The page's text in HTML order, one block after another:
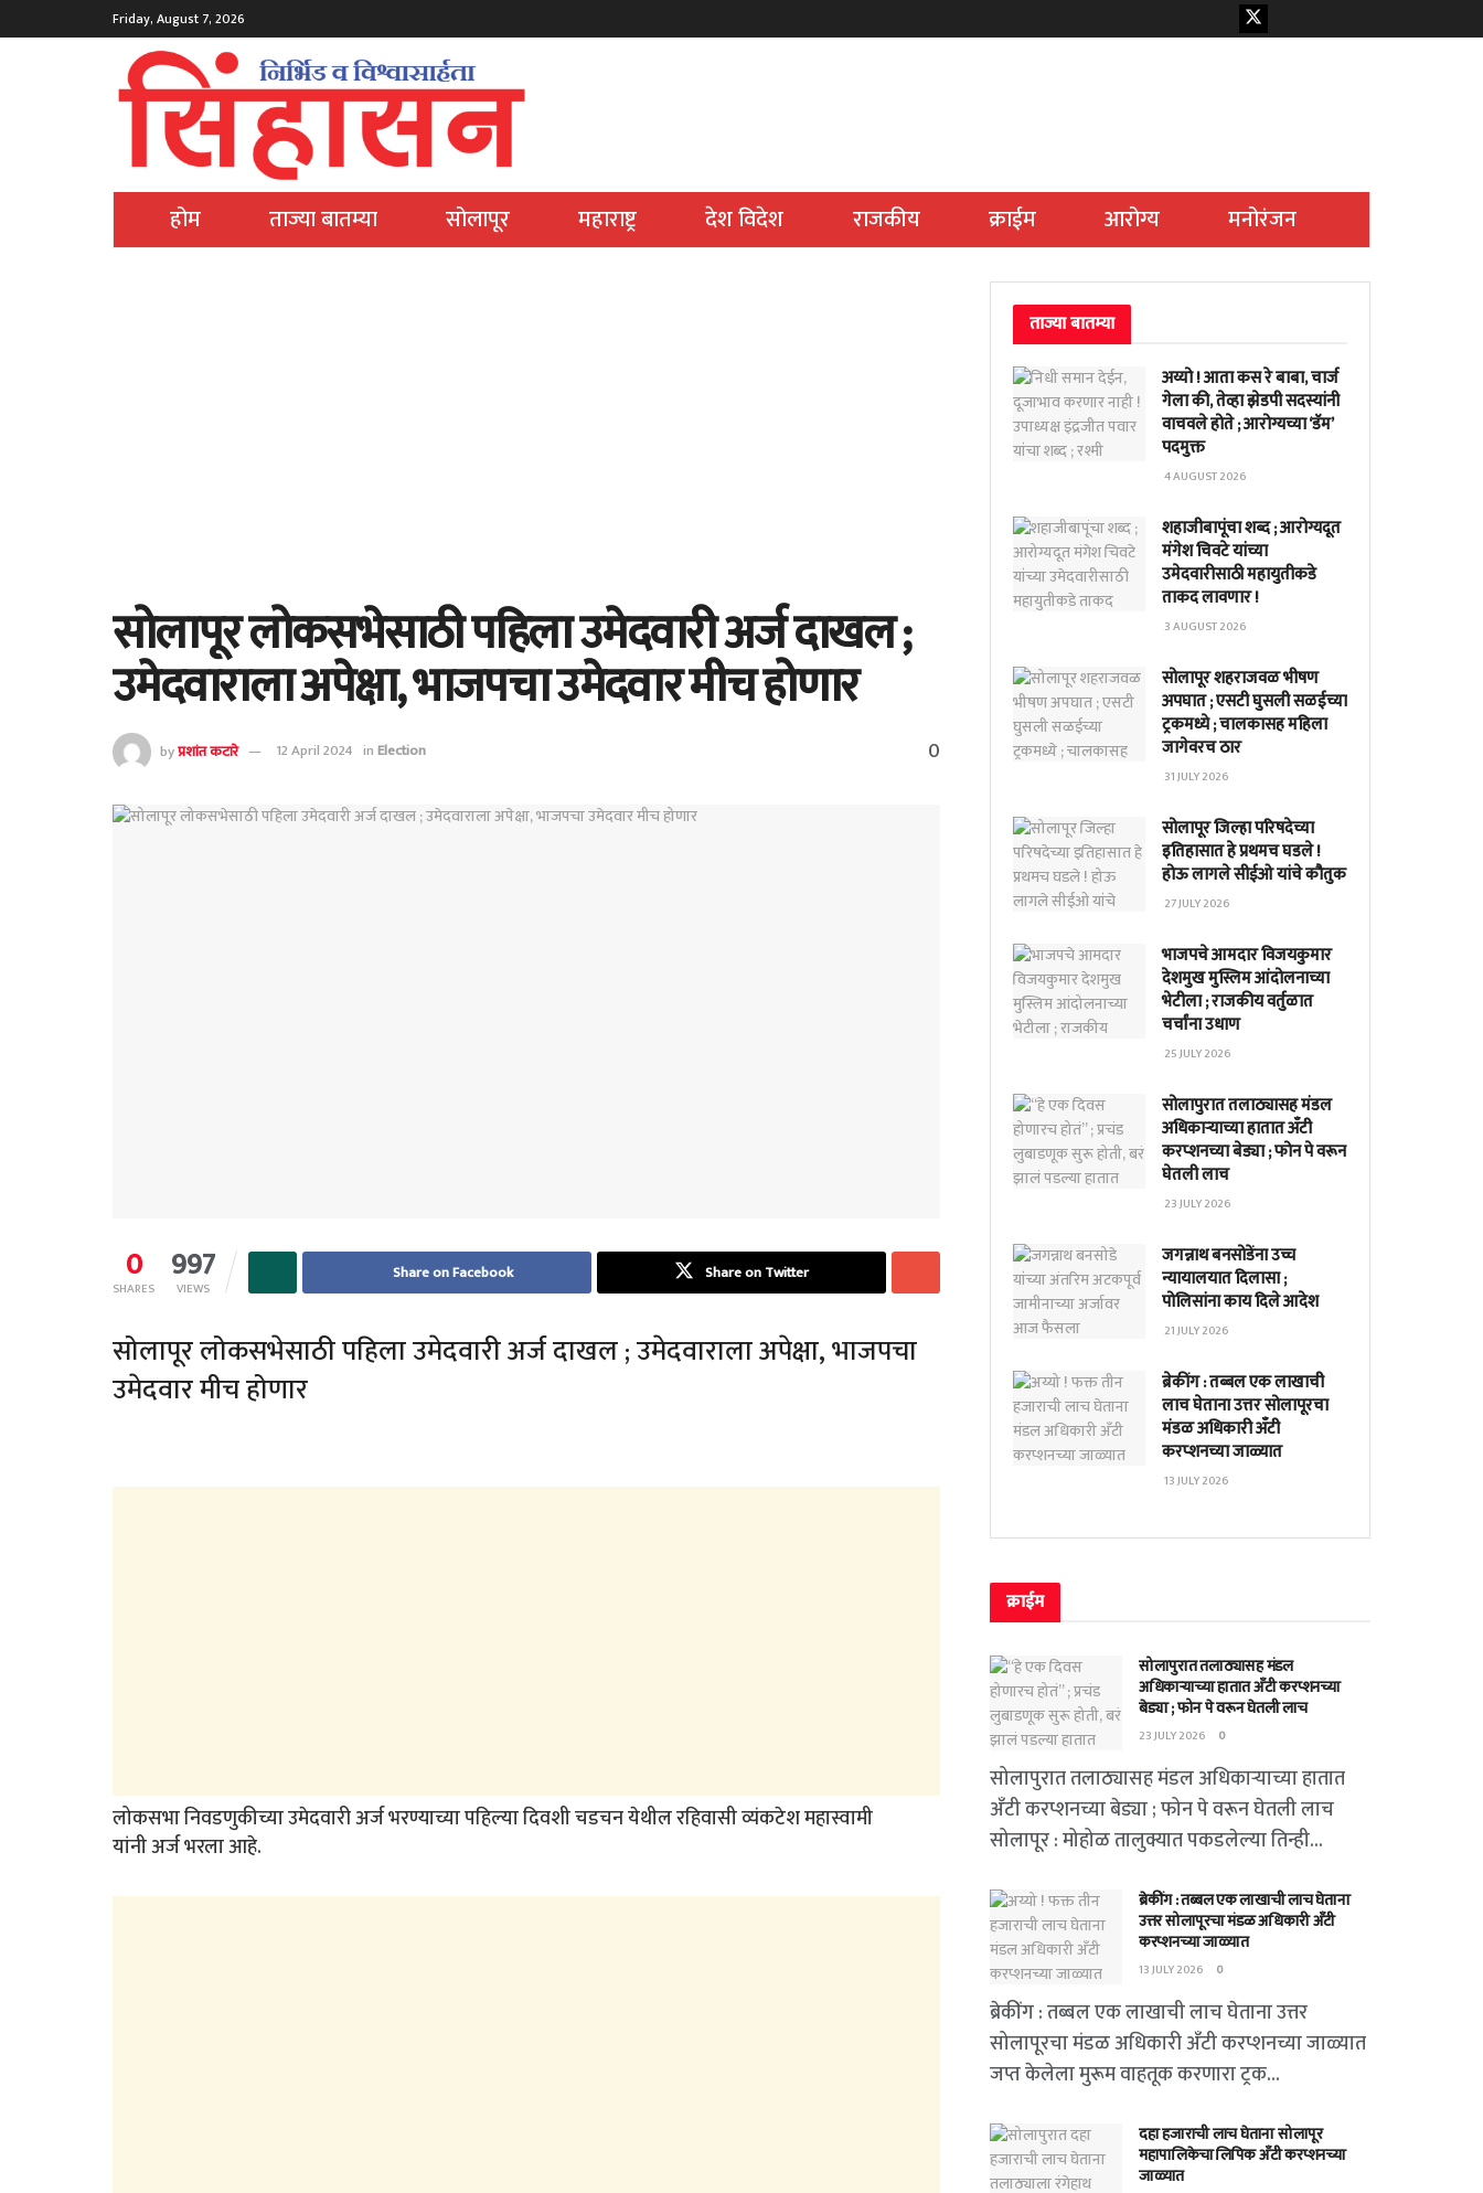
Friday, August 7, 2026
होम ताज्या बातम्या सोलापूर महाराष्ट्र देश विदेश राजकीय क्राईम आरोग्य मनोरंजन
सोलापूर लोकसभेसाठी पहिला उमेदवारी अर्ज दाखल ;
उमेदवाराला अपेक्षा, भाजपचा उमेदवार मीच होणार
byप्रशांत कटारे 12 April 2024 inElection 0
0
SHARES 997
VIEWS
Share on Facebook Share on Twitter
सोलापूर लोकसभेसाठी पहिला उमेदवारी अर्ज दाखल ; उमेदवाराला अपेक्षा, भाजपचा
उमेदवार मीच होणार
लोकसभा निवडणुकीच्या उमेदवारी अर्ज भरण्याच्या पहिल्या दिवशी चडचन येथील रहिवासी व्यंकटेश महास्वामी
यांनी अर्ज भरला आहे.
ताज्या बातम्या
अय्यो ! आता कस रे बाबा, चार्ज
गेला की, तेव्हा झेडपी सदस्यांनी
वाचवले होते ; आरोग्यच्या ‘डॅम’
पदमुक्त
4 AUGUST 2026
शहाजीबापूंचा शब्द ; आरोग्यदूत
मंगेश चिवटे यांच्या
उमेदवारीसाठी महायुतीकडे
ताकद लावणार !
3 AUGUST 2026
सोलापूर शहराजवळ भीषण
अपघात ; एसटी घुसली सळईच्या
ट्रकमध्ये ; चालकासह महिला
जागेवरच ठार
31 JULY 2026
सोलापूर जिल्हा परिषदेच्या
इतिहासात हे प्रथमच घडले !
होऊ लागले सीईओ यांचे कौतुक
27 JULY 2026
भाजपचे आमदार विजयकुमार
देशमुख मुस्लिम आंदोलनाच्या
भेटीला ; राजकीय वर्तुळात
चर्चांना उधाण
25 JULY 2026
सोलापुरात तलाठ्यासह मंडल
अधिकाऱ्याच्या हातात अँटी
करप्शनच्या बेड्या ; फोन पे वरून
घेतली लाच
23 JULY 2026
जगन्नाथ बनसोडेंना उच्च
न्यायालयात दिलासा ;
पोलिसांना काय दिले आदेश
21 JULY 2026
ब्रेकींग : तब्बल एक लाखाची
लाच घेताना उत्तर सोलापूरचा
मंडळ अधिकारी अँटी
करप्शनच्या जाळ्यात
13 JULY 2026
क्राईम
सोलापुरात तलाठ्यासह मंडल
अधिकाऱ्याच्या हातात अँटी करप्शनच्या
बेड्या ; फोन पे वरून घेतली लाच
23 JULY 2026 0
सोलापुरात तलाठ्यासह मंडल अधिकाऱ्याच्या हातात
अँटी करप्शनच्या बेड्या ; फोन पे वरून घेतली लाच
सोलापूर : मोहोळ तालुक्यात पकडलेल्या तिन्ही...
ब्रेकींग : तब्बल एक लाखाची लाच घेताना
उत्तर सोलापूरचा मंडळ अधिकारी अँटी
करप्शनच्या जाळ्यात
13 JULY 2026 0
ब्रेकींग : तब्बल एक लाखाची लाच घेताना उत्तर
सोलापूरचा मंडळ अधिकारी अँटी करप्शनच्या जाळ्यात
जप्त केलेला मुरूम वाहतूक करणारा ट्रक...
दहा हजाराची लाच घेताना सोलापूर
महापालिकेचा लिपिक अँटी करप्शनच्या
जाळ्यात